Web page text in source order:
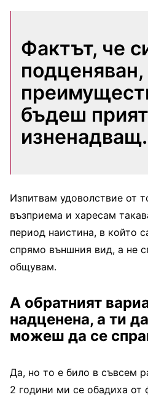
Фактът, че
бъдеш
изненадващ.
Изпитвам удоволствие от
възприема и харесам
период наистина, в който
спрямо външния вид, а не
общувам.
А обратният
надценена, а ти
можеш да се
Да, но то е било в съвсем
2 години ми се обадиха от